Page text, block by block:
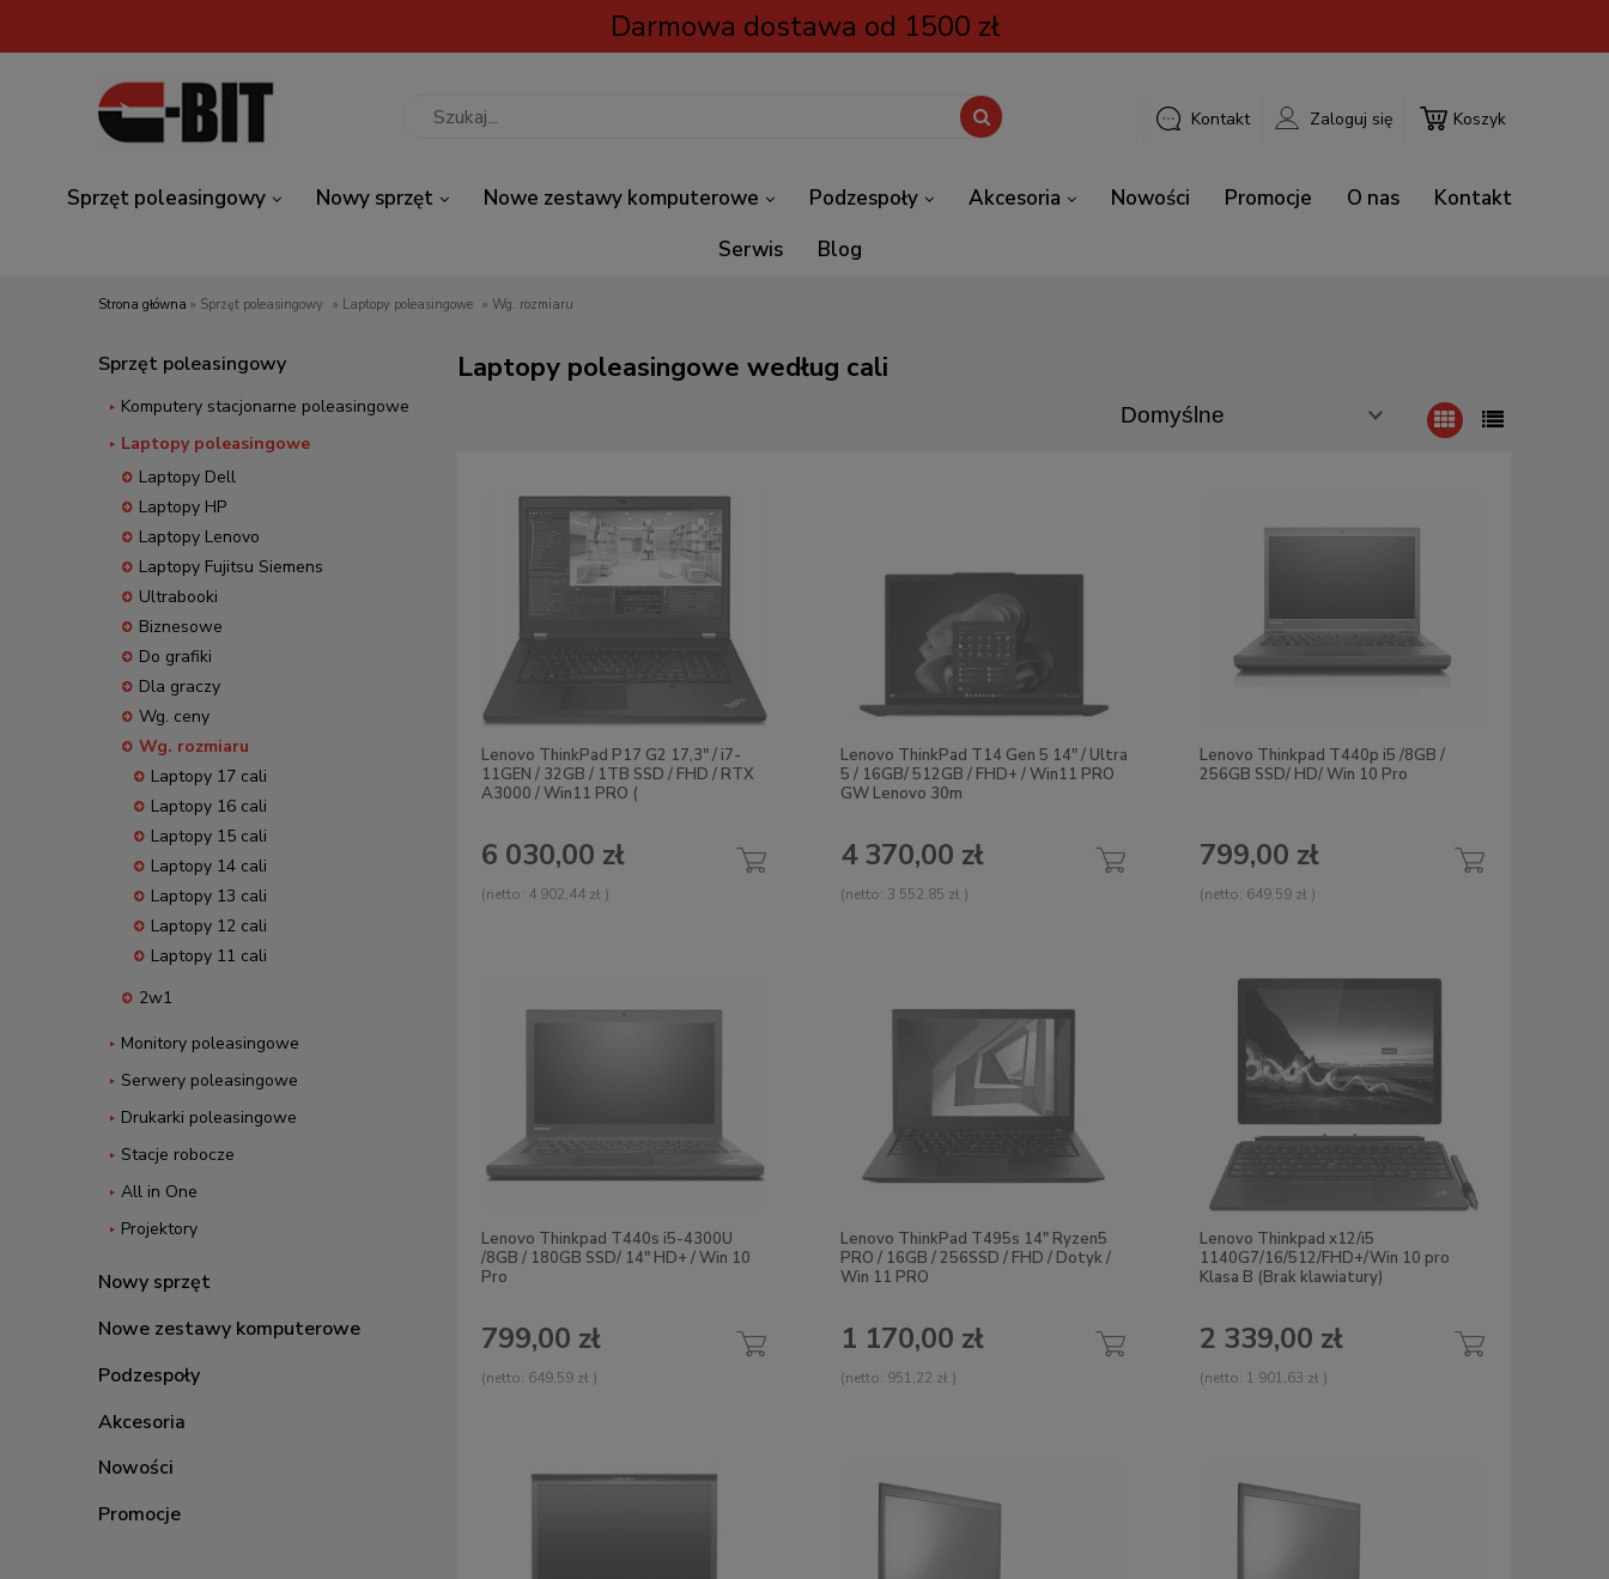
Darmowa dostawa od 1500 zł
Koszyk
Kontakt Zaloguj się
Sprzęt poleasingowy Nowy sprzęt Nowe zestawy komputerowe Podzespoły Akcesoria Nowości Promocje O nas
Kontakt
Serwis
Blog
Strona główna » Sprzęt poleasingowy » Laptopy poleasingowe » Wg. rozmiaru
Sprzęt poleasingowy
Komputery stacjonarne poleasingowe
Laptopy poleasingowe
Laptopy Dell
Laptopy HP
Laptopy Lenovo
Laptopy Fujitsu Siemens
Ultrabooki
Biznesowe
Do grafiki
Dla graczy
Wg. ceny
Wg. rozmiaru
Laptopy 17 cali
Laptopy 16 cali
Laptopy 15 cali
Laptopy 14 cali
Laptopy 13 cali
Laptopy 12 cali
Laptopy 11 cali
2w1
Monitory poleasingowe
Serwery poleasingowe
Drukarki poleasingowe
Stacje robocze
All in One
Projektory
Nowy sprzęt
Nowe zestawy komputerowe
Podzespoły
Akcesoria
Nowości
Promocje
Laptopy poleasingowe według cali
Lenovo ThinkPad P17 G2 17,3" / i7-
11GEN / 32GB / 1TB SSD / FHD / RTX
A3000 / Win11 PRO (
6 030,00 zł
(netto: 4 902,44 zł )
Lenovo ThinkPad T14 Gen 5 14" / Ultra
5 / 16GB/ 512GB / FHD+ / Win11 PRO
GW Lenovo 30m
4 370,00 zł
(netto: 3 552,85 zł )
Lenovo Thinkpad T440p i5 /8GB /
256GB SSD/ HD/ Win 10 Pro
799,00 zł
(netto: 649,59 zł )
Lenovo Thinkpad T440s i5-4300U
/8GB / 180GB SSD/ 14" HD+ / Win 10
Pro
799,00 zł
(netto: 649,59 zł )
Lenovo ThinkPad T495s 14" Ryzen5
PRO / 16GB / 256SSD / FHD / Dotyk /
Win 11 PRO
1 170,00 zł
(netto: 951,22 zł )
Lenovo Thinkpad x12/i5
1140G7/16/512/FHD+/Win 10 pro
Klasa B (Brak klawiatury)
2 339,00 zł
(netto: 1 901,63 zł )